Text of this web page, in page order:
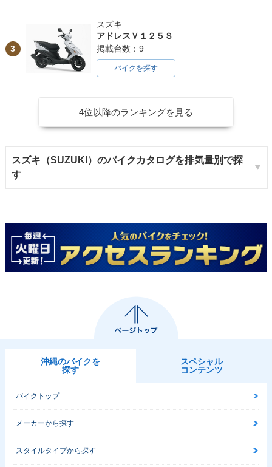
3
スズキ
アドレスＶ１２５Ｓ
掲載台数：9
バイクを探す
4位以降のランキングを見る
スズキ（SUZUKI）のバイクカタログを排気量別で探
す
沖縄のバイクを
探す
スペシャル
コンテンツ
バイクトップ
メーカーから探す
スタイルタイプから探す